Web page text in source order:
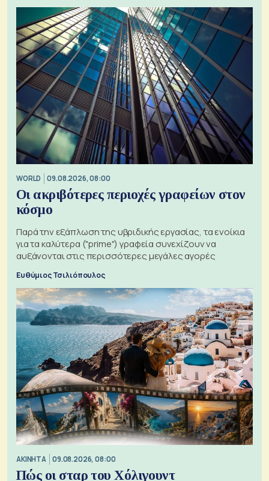
WORLD 09.08.2026, 08:00
Οι ακριβότερες περιοχές γραφείων στον
κόσμο
Παρά την εξάπλωση της υβριδικής εργασίας, τα ενοίκια
για τα καλύτερα ("prime") γραφεία συνεχίζουν να
αυξάνονται στις περισσότερες μεγάλες αγορές
Ευθύμιος Τσιλιόπουλος
ΑΚΙΝΗΤΑ 09.08.2026, 08:00
Πώς οι σταρ του Χόλιγουντ